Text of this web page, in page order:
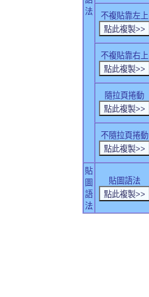
法
不複貼靠左上
不複貼靠右上
隨拉頁捲動
不隨拉頁捲動
貼
圖
語
法
貼圖語法